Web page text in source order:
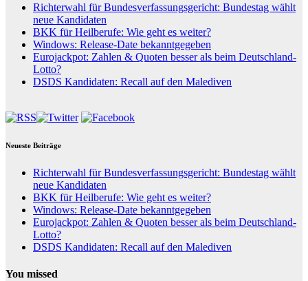
Richterwahl für Bundesverfassungsgericht: Bundestag wählt
neue Kandidaten
BKK für Heilberufe: Wie geht es weiter?
Windows: Release-Date bekanntgegeben
Eurojackpot: Zahlen & Quoten besser als beim Deutschland-
Lotto?
DSDS Kandidaten: Recall auf den Malediven
Neueste Beiträge
Richterwahl für Bundesverfassungsgericht: Bundestag wählt
neue Kandidaten
BKK für Heilberufe: Wie geht es weiter?
Windows: Release-Date bekanntgegeben
Eurojackpot: Zahlen & Quoten besser als beim Deutschland-
Lotto?
DSDS Kandidaten: Recall auf den Malediven
You missed